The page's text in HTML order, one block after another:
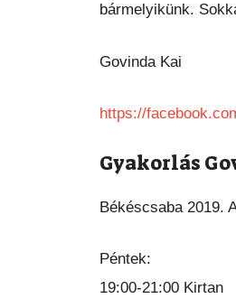
bármelyikünk.
Govinda Kai
https://
Gyakorlás
Békéscsaba 2019.
Péntek:
19:00-21:00 Kirtan